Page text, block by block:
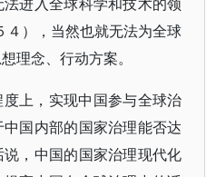
４），当然也就无法为全球
理念、行动方案。
上，实现中国参与全球治
国内部的国家治理能否达
，中国的国家治理现代化